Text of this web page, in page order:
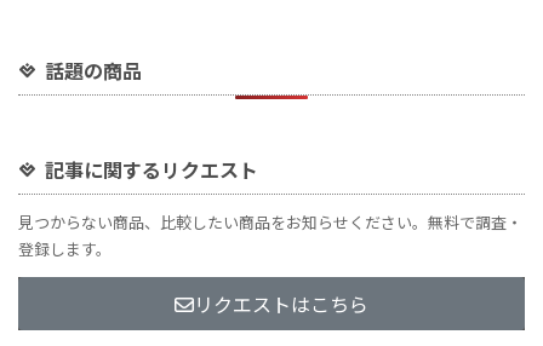
話題の商品
記事に関するリクエスト
見つからない商品、比較したい商品をお知らせください。無料で調査・
登録します。
リクエストはこちら